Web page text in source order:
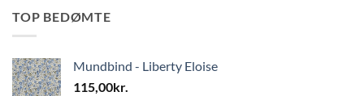
TOP BEDØMTE
Mundbind - Liberty Eloise
115,00kr.